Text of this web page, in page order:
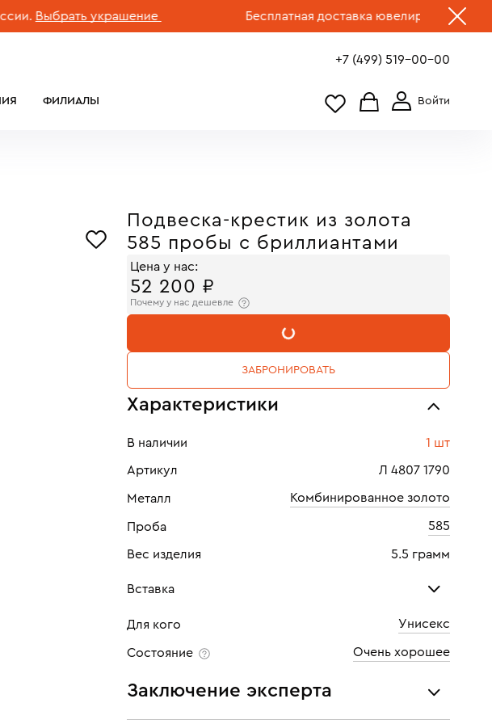
украшение Бесплатная доставка ювелирных изделий по
+7 (499) 519-00-00
ФИЛИАЛЫ
Подвеска-крестик из золота
585 пробы с бриллиантами
Цена у нас:
52 200 ₽
Почему у нас дешевле
В КОРЗИНУ
ЗАБРОНИРОВАТЬ
Характеристики
В наличии 1 шт
Артикул Л 4807 1790
Металл Комбинированное золото
Проба 585
Вес изделия 5.5 грамм
Вставка
Бриллиант
Количество 4 шт
Каратность 0,04
Для кого Унисекс
Состояние Очень хорошее
Заключение эксперта